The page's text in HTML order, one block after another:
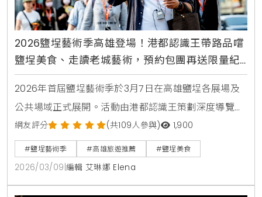
2026鹽埕藝術季高雄登場！港都認識王帶路品嚐
鹽埕美食、走讀老城藝術，預約包團再送限量紀
念小物
2026年首屆鹽埕藝術季於3月7日在高雄鹽埕各展場及
公共場域正式展開。活動由港都認識王策劃深度導覽，
結合在地美食與歷史場域走讀，邀請20組國內外藝術家
以「鹽域共振」為題，串聯20組作品與11個展點。民眾
可透過主題走讀深入老城巷弄，體驗與眾不同的港都日
常美學。
網友評分 (共109人參與) 1,900
#鹽埕藝術季 #高雄旅遊推薦 #鹽埕美食
2026/03/09 編輯 艾琳娜 Elena